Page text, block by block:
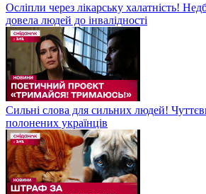
Осліпли через лікарську халатність!
довела людей до інвалідності
Сильні слова для сильних людей!
полонених українців